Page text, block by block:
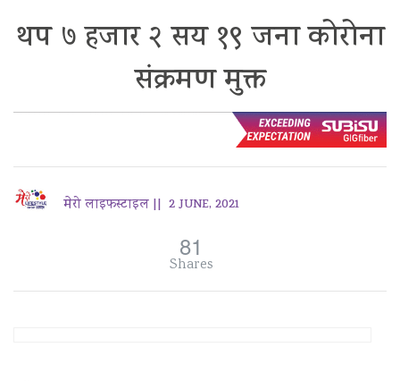
थप ७ हजार २ सय १९ जना कोरोना
संक्रमण मुक्त
मेरो लाइफस्टाइल || 2 JUNE, 2021
81
Shares